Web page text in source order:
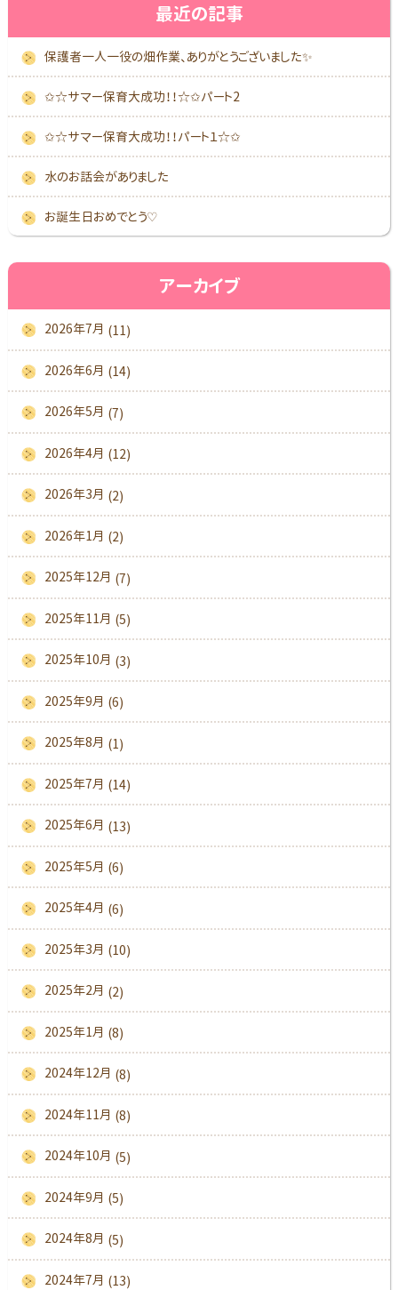
最近の記事
保護者一人一役の畑作業、ありがとうございました✨
✩☆サマー保育大成功！！☆✩パート2
✩☆サマー保育大成功！！パート１☆✩
水のお話会がありました
お誕生日おめでとう♡
アーカイブ
2026年7月 (11)
2026年6月 (14)
2026年5月 (7)
2026年4月 (12)
2026年3月 (2)
2026年1月 (2)
2025年12月 (7)
2025年11月 (5)
2025年10月 (3)
2025年9月 (6)
2025年8月 (1)
2025年7月 (14)
2025年6月 (13)
2025年5月 (6)
2025年4月 (6)
2025年3月 (10)
2025年2月 (2)
2025年1月 (8)
2024年12月 (8)
2024年11月 (8)
2024年10月 (5)
2024年9月 (5)
2024年8月 (5)
2024年7月 (13)